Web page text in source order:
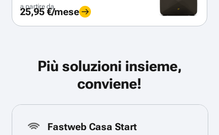
a partire da
25,95 €/mese
Più soluzioni insieme,
conviene!
Fastweb Casa Start